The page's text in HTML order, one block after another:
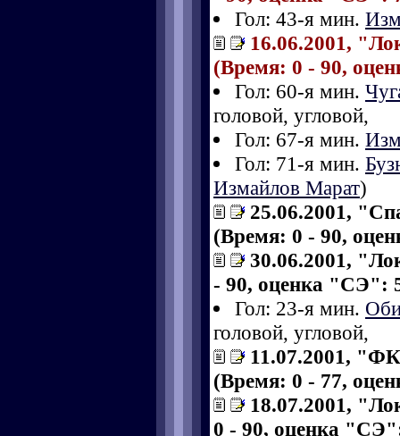
Гол: 43-я мин.
16.06.2001,
(Время: 0 - 90,
Гол: 60-я мин.
головой, угловой,
Гол: 67-я мин.
Гол: 71-я мин.
Измайлов Марат)
25.06.2001,
(Время: 0 - 90,
30.06.2001,
- 90, оценка "СЭ":
Гол: 23-я мин.
головой, угловой,
11.07.2001,
(Время: 0 - 77,
18.07.2001,
0 - 90, оценка